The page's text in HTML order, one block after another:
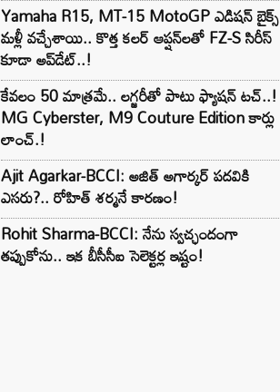
Yamaha R15, MT-15 MotoGP ఎడిషన్ బైక్స్
మళ్లీ వచ్చేశాయి.. కొత్త కలర్ ఆప్షన్‌లతో FZ-S సిరీస్
కూడా అప్‌డేట్..!
కేవలం 50 మాత్రమే.. లగ్జరీతో పాటు ఫ్యాషన్ టచ్..!
MG Cyberster, M9 Couture Edition కార్లు
లాంచ్.!
Ajit Agarkar-BCCI: అజిత్ అగార్కర్ పదవికి
ఎసరు?.. రోహిత్ శర్మనే కారణం!
Rohit Sharma-BCCI: నేను స్వచ్ఛందంగా
తప్పుకోను.. ఇక బీసీసీఐ సెలెక్టర్ల ఇష్టం!